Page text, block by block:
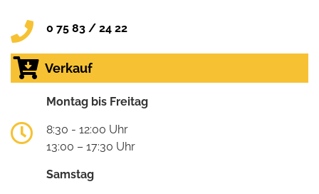
0 75 83 / 24 22
Verkauf
Montag bis Freitag
8:30 - 12:00 Uhr
13:00 – 17:30 Uhr
Samstag